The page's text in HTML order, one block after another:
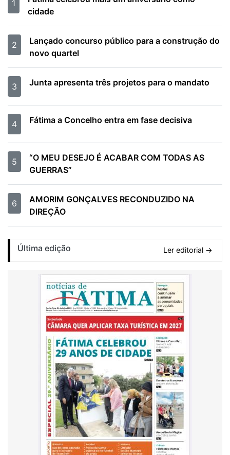
1
cidade
2
Lançado concurso público para a construção do
novo quartel
3 Junta apresenta três projetos para o mandato
4 Fátima a Concelho entra em fase decisiva
5
“O MEU DESEJO É ACABAR COM TODAS AS
GUERRAS”
6
AMORIM GONÇALVES RECONDUZIDO NA
DIREÇÃO
Última edição Ler editorial →